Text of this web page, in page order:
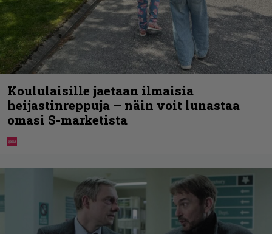
Koululaisille jaetaan ilmaisia
heijastinreppuja – näin voit lunastaa
omasi S-marketista